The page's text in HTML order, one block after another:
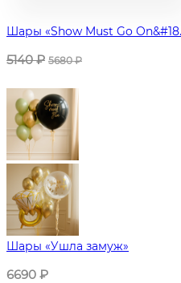
Шары «Show Must Go
5140₽ 5680₽
Шары «Ушла замуж»
6690 ₽